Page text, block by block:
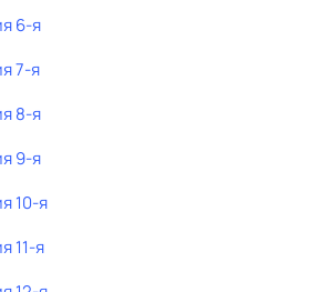
6-я
7-я
8-я
9-я
10-я
11-я